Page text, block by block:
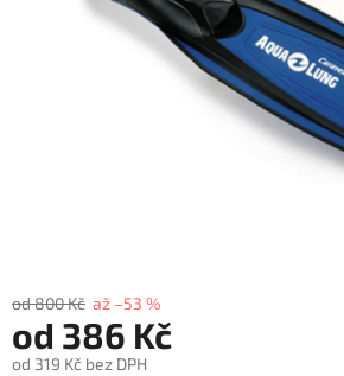
od 800 Kč až –53 %
od 386 Kč
od 319 Kč bez DPH